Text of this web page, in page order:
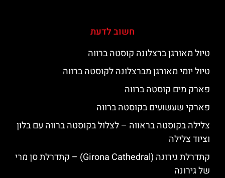
חשוב לדעת
טיול מאורגן ברצלונה קוסטה ברווה
טיול יומי מאורגן מברצלונה לקוסטה ברווה
פארק מים קוסטה ברווה
פארקי שעשועים בקוסטה ברווה
צלילה בקוסטה בראווה – לצלול בקוסטה ברווה עם בלון
וציוד צלילה
קתדרלת גירונה (Girona Cathedral) – קתדרלת סן מרי
של גירונה